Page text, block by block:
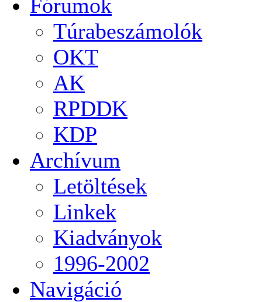
Fórumok
Túrabeszámolók
OKT
AK
RPDDK
KDP
Archívum
Letöltések
Linkek
Kiadványok
1996-2002
Navigáció